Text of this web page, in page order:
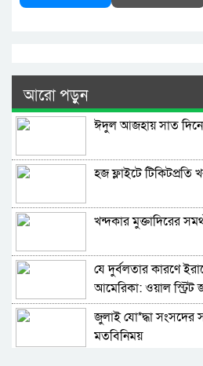
আরো পড়ুন
ঈদুল আজহায় সাত
হজ ফ্লাইটে টিকিটপ্রতি
খন্দকার মুক্তাদিরের
যে দুর্বলতার কারণে
আমেরিকা: ওয়াল স্ট্রিট
জুলাই যো*দ্ধা সংসদের
মতবিনিময়